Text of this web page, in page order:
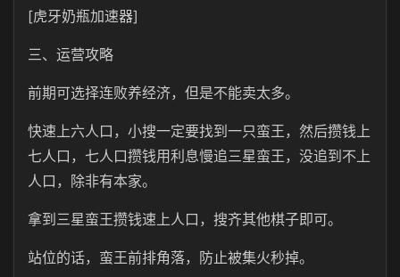
[虎牙奶瓶加速器]
三、运营攻略
前期可选择连败养经济，但是不能卖太多。
快速上六人口，小搜一定要找到一只蛮王，然后攒钱上
七人口，七人口攒钱用利息慢追三星蛮王，没追到不上
人口，除非有本家。
拿到三星蛮王攒钱速上人口，搜齐其他棋子即可。
站位的话，蛮王前排角落，防止被集火秒掉。